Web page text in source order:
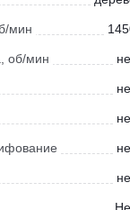
мин
об/мин